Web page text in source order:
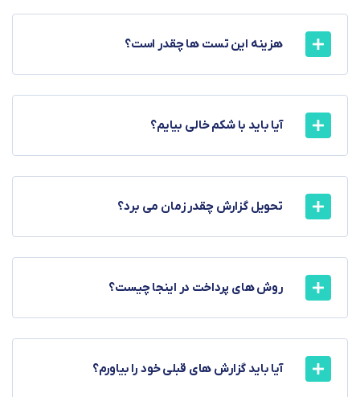
هزینه این تست ها چقدر است؟
آیا باید با شکم خالی بیایم؟
تحویل گزارش چقدر زمان می برد؟
روش های پرداخت در اینجا چیست؟
آیا باید گزارش های قبلی خود را بیاورم؟